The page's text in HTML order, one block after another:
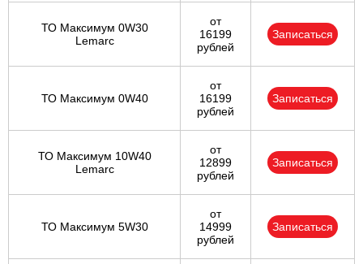
ТО Максимум 0W30
Lemarc
от
16199
рублей
Записаться
ТО Максимум 0W40
от
16199
рублей
Записаться
ТО Максимум 10W40
Lemarc
от
12899
рублей
Записаться
ТО Максимум 5W30
от
14999
рублей
Записаться